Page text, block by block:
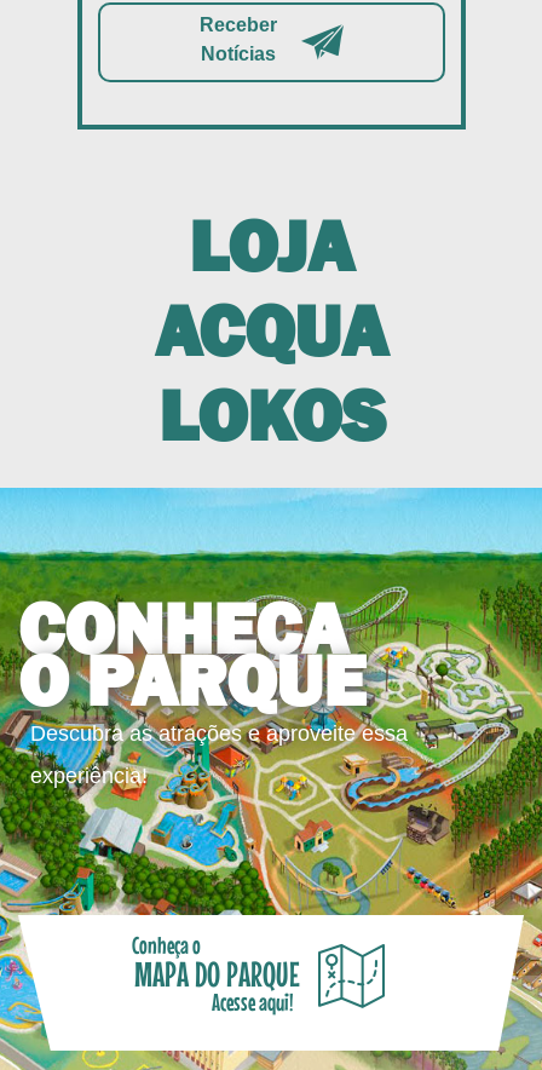
Receber
Notícias
LOJA
ACQUA
LOKOS
CONHEÇA
O PARQUE
Descubra as atrações e aproveite essa
experiência!
Conheça o
MAPA DO PARQUE
Acesse aqui!